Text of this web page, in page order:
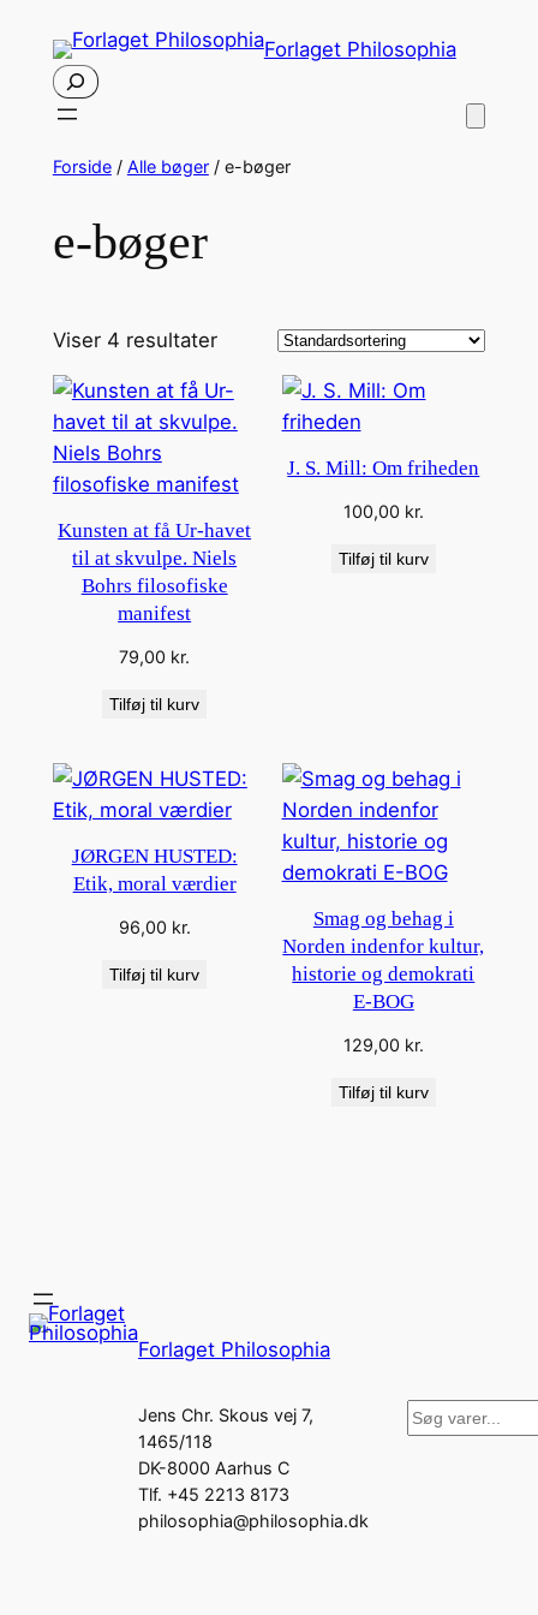
indhold
Forlaget Philosophia
Søg
Forside/ Alle bøger/ e-bøger
e-bøger
Viser 4 resultater
Kunsten at få Ur-havet
til at skvulpe. Niels
Bohrs filosofiske
manifest
79,00 kr.
Tilføj til kurv
J. S. Mill: Om friheden
100,00 kr.
Tilføj til kurv
JØRGEN HUSTED:
Etik, moral værdier
96,00 kr.
Tilføj til kurv
Smag og behag i
Norden indenfor kultur,
historie og demokrati
E-BOG
129,00 kr.
Tilføj til kurv
Forlaget Philosophia
Jens Chr. Skous vej 7,
1465/118
DK-8000 Aarhus C
Tlf. +45 2213 8173
philosophia@philosophia.dk
Søg